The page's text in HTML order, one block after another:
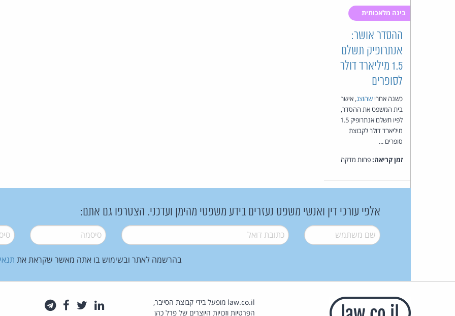
בינה מלאכותית
ההסדר אושר:
אנתרופיק תשלם
1.5 מיליארד דולר
לסופרים
כשנה אחרי שהוצג, אישר
בית המשפט את ההסדר,
לפיו תשלם אנתרופיק 1.5
מיליארד דולר לקבוצת
סופרים ...
זמן קריאה:פחות מדקה
אלפי עורכי דין ואנשי משפט נעזרים בידע משפטי מהימן ועדכני. הצטרפו גם אתם:
שם משתמש* דואל* סיסמה*
בהרשמה לאתר ובשימוש בו אתה מאשר שקראת את
law.co.il מופעל בידי קבוצת הסייבר,
הפרטיות וזכויות היוצרים של פרל כהן
לינקדאין
טוויטרפייסבוק